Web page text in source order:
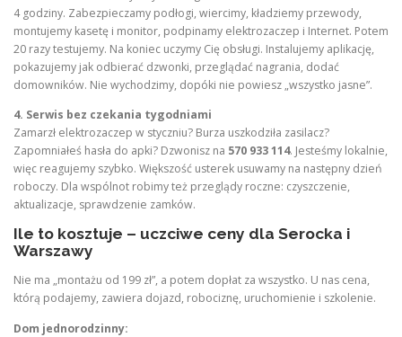
4 godziny. Zabezpieczamy podłogi, wiercimy, kładziemy przewody,
montujemy kasetę i monitor, podpinamy elektrozaczep i Internet. Potem
20 razy testujemy. Na koniec uczymy Cię obsługi. Instalujemy aplikację,
pokazujemy jak odbierać dzwonki, przeglądać nagrania, dodać
domowników. Nie wychodzimy, dopóki nie powiesz „wszystko jasne”.
4. Serwis bez czekania tygodniami
Zamarzł elektrozaczep w styczniu? Burza uszkodziła zasilacz?
Zapomniałeś hasła do apki? Dzwonisz na 570 933 114. Jesteśmy lokalnie,
więc reagujemy szybko. Większość usterek usuwamy na następny dzień
roboczy. Dla wspólnot robimy też przeglądy roczne: czyszczenie,
aktualizacje, sprawdzenie zamków.
Ile to kosztuje – uczciwe ceny dla Serocka i
Warszawy
Nie ma „montażu od 199 zł”, a potem dopłat za wszystko. U nas cena,
którą podajemy, zawiera dojazd, robociznę, uruchomienie i szkolenie.
Dom jednorodzinny: